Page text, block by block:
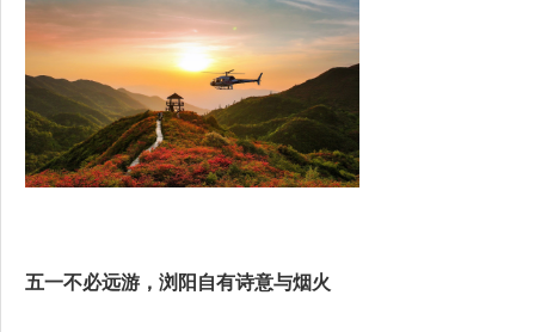
五一不必远游，浏阳自有诗意与烟火